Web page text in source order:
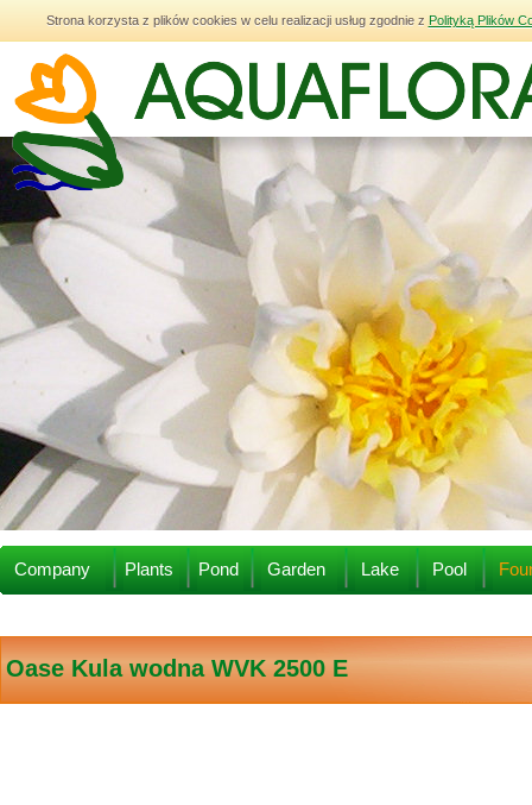
Strona korzysta z plików cookies w celu realizacji usług zgodnie z Polityką Plików
Company Plants Pond Garden Lake Pool
Oase Kula wodna WVK 2500 E